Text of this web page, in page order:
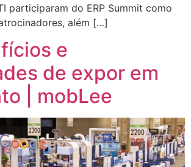
participaram do ERP Summit como
além […]
e
de expor em
| mobLee